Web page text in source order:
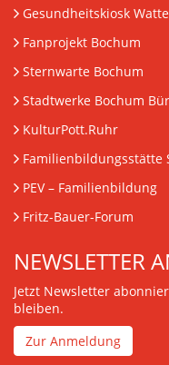
Gesundheitskiosk
Fanprojekt Bochum
Sternwarte Bochum
Stadtwerke Bochum
KulturPott.Ruhr
Familienbildungsstätte
PEV– Familienbildung
Fritz-Bauer-Forum
NEWSLETTER
Jetzt Newsletter
bleiben.
Zur Anmeldung